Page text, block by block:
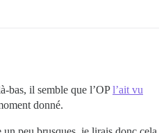
bas, il semble que l’OPl’ait vu
donné.